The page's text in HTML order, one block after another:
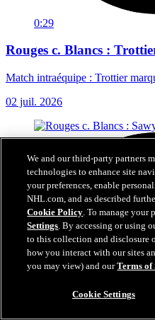
0:29
Rouges c. Blancs :
Match intraéquipe : Trottier
02 juil. 2026
We and our third-party partners
technologies to enhance site
your preferences, enable
NHL.com, and as described
Cookie Policy. To manage your
Settings. By accessing or using
to this collection and
how you interact with our sites
you may view) and ourTerms of
Cookie Settings